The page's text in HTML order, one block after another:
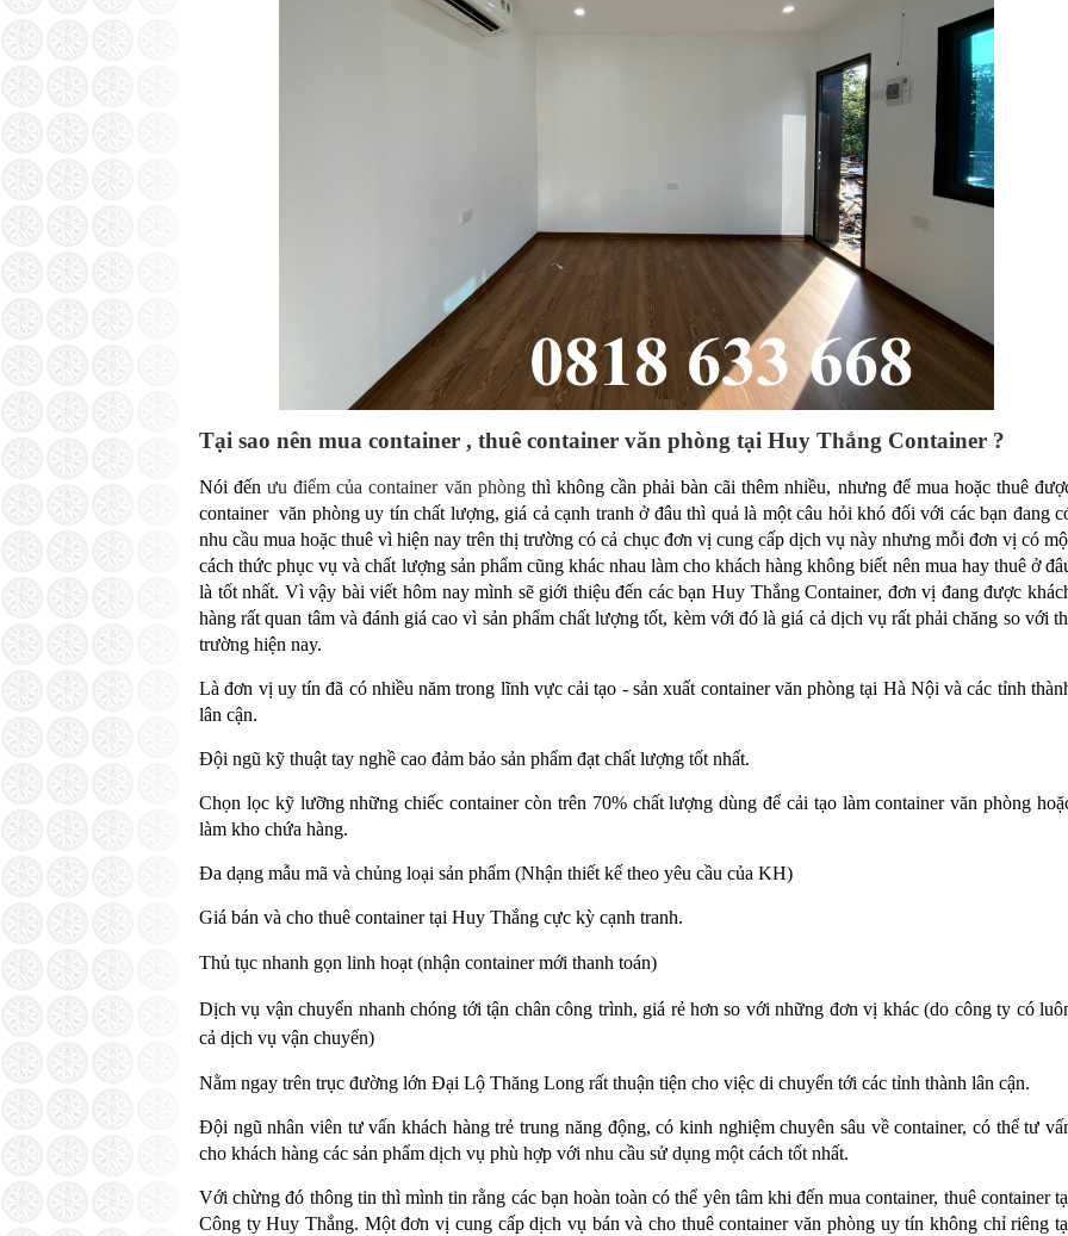
Tại sao nên mua container , thuê container văn phòng tại Huy Thắng Container ?
Nói đếnưu điểm của container văn phòngthì không cần phải bàn cãi thêm nhiều, nhưng để mua hoặc thuê
container văn phòng uy tín chất lượng, giá cả cạnh tranh ở đâu thì quả là một câu hỏi khó đối với các bạn đang
nhu cầu mua hoặc thuê vì hiện nay trên thị trường có cả chục đơn vị cung cấp dịch vụ này nhưng mỗi đơn vị có
cách thức phục vụ và chất lượng sản phẩm cũng khác nhau làm cho khách hàng không biết nên mua hay thuê ở
là tốt nhất. Vì vậy bài viết hôm nay mình sẽ giới thiệu đến các bạn Huy Thắng Container, đơn vị đang được
hàng rất quan tâm và đánh giá cao vì sản phẩm chất lượng tốt, kèm với đó là giá cả dịch vụ rất phải chăng so với
trường hiện nay.
Là đơn vị uy tín đã có nhiều năm trong lĩnh vực cải tạo - sản xuất container văn phòng tại Hà Nội và các tỉnh
lân cận.
Đội ngũ kỹ thuật tay nghề cao đảm bảo sản phẩm đạt chất lượng tốt nhất.
Chọn lọc kỹ lưỡng những chiếc container còn trên 70% chất lượng dùng để cải tạo làm container văn phòng
làm kho chứa hàng.
Đa dạng mẫu mã và chủng loại sản phẩm (Nhận thiết kế theo yêu cầu của KH)
Giá bán và cho thuê container tại Huy Thắng cực kỳ cạnh tranh.
Thủ tục nhanh gọn linh hoạt (nhận container mới thanh toán)
Dịch vụ vận chuyển nhanh chóng tới tận chân công trình, giá rẻ hơn so với những đơn vị khác (do công ty có
cả dịch vụ vận chuyển)
Nằm ngay trên trục đường lớn Đại Lộ Thăng Long rất thuận tiện cho việc di chuyển tới các tỉnh thành lân cận.
Đội ngũ nhân viên tư vấn khách hàng trẻ trung năng động, có kinh nghiệm chuyên sâu về container, có thể tư
cho khách hàng các sản phẩm dịch vụ phù hợp với nhu cầu sử dụng một cách tốt nhất.
Với chừng đó thông tin thì mình tin rằng các bạn hoàn toàn có thể yên tâm khi đến mua container, thuê container
Công ty Huy Thắng. Một đơn vị cung cấp dịch vụ bán và cho thuê container văn phòng uy tín không chỉ riêng